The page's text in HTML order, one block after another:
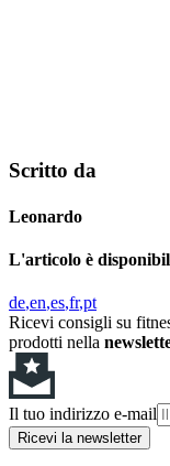
Scritto da
Leonardo
L'articolo è
de en es fr pt
Ricevi consigli su
prodotti nella
Il tuo indirizzo e-mail
Ricevi la newsletter